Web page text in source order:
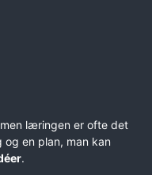
læringen er ofte det
en plan, man kan
.